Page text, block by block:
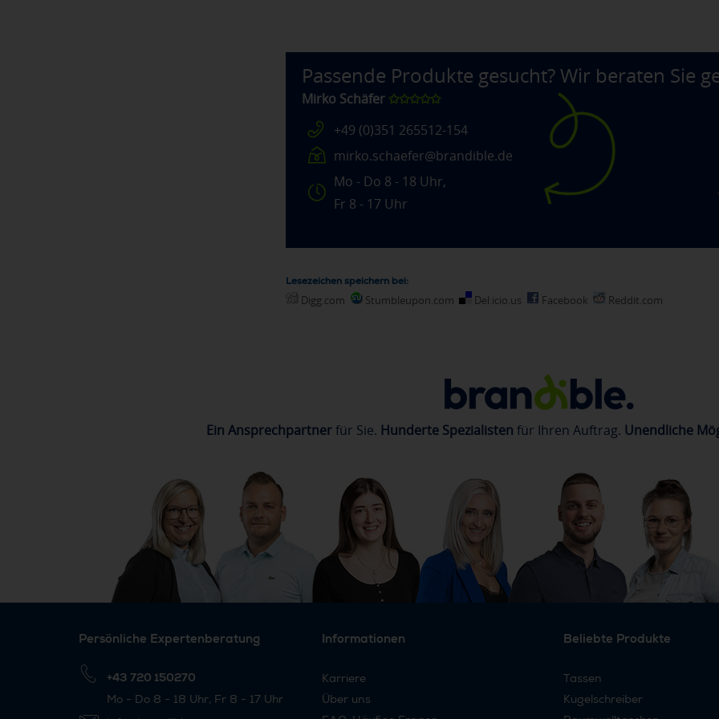
Passende Produkte gesucht? Wir beraten Sie
Mirko Schäfer ✩✩✩✩✩
+49 (0)351 265512-154
mirko.schaefer@brandible.de
Mo - Do 8 - 18 Uhr,
Fr 8 - 17 Uhr
Lesezeichen speichern bei:
Digg.com Stumbleupon.com Del.icio.us Facebook Reddit.com
Ein Ansprechpartnerfür Sie. Hunderte Spezialisten für Ihren Auftrag. Unendliche
Persönliche Expertenberatung
+43 720 150270
Mo - Do 8 - 18 Uhr, Fr 8 - 17 Uhr
Informationen
Karriere
Über uns
Beliebte Produkte
Tassen
Kugelschreiber